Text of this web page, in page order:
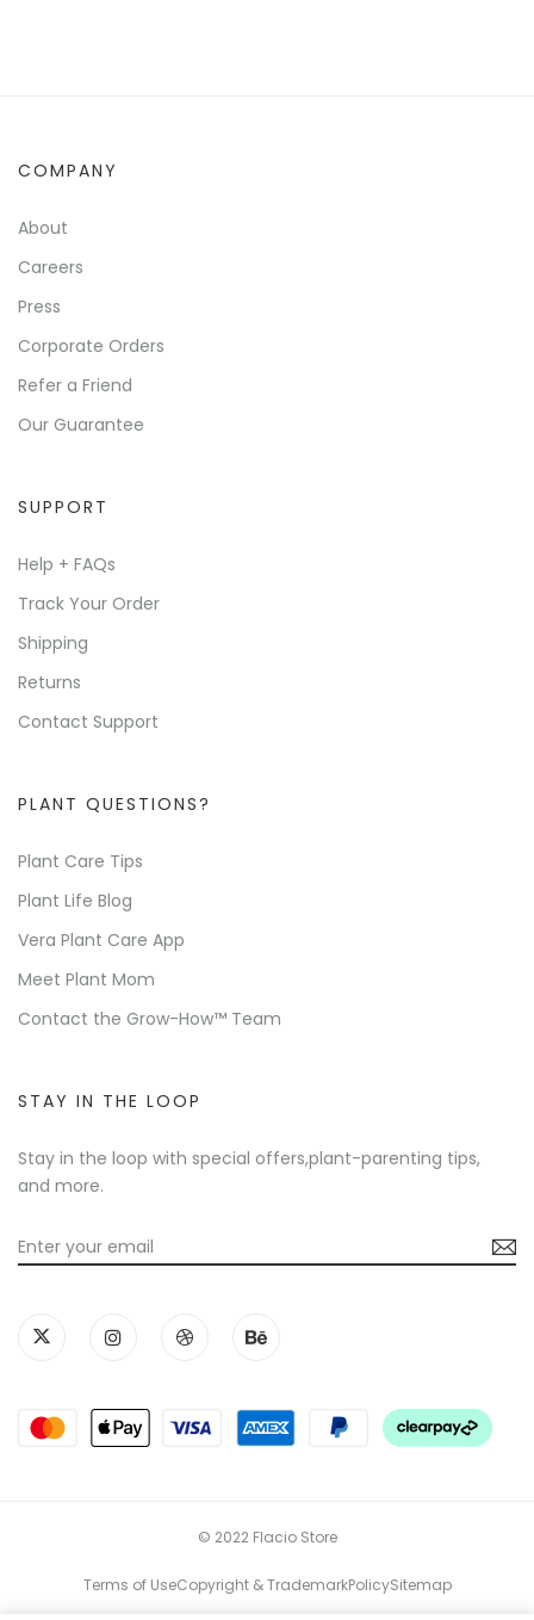
COMPANY
About
Careers
Press
Corporate Orders
Refer a Friend
Our Guarantee
SUPPORT
Help + FAQs
Track Your Order
Shipping
Returns
Contact Support
PLANT QUESTIONS?
Plant Care Tips
Plant Life Blog
Vera Plant Care App
Meet Plant Mom
Contact the Grow-How™ Team
STAY IN THE LOOP
Stay in the loop with special offers,plant-parenting tips,
and more.
© 2022 Flacio Store
Terms of UseCopyright & TrademarkPolicySitemap